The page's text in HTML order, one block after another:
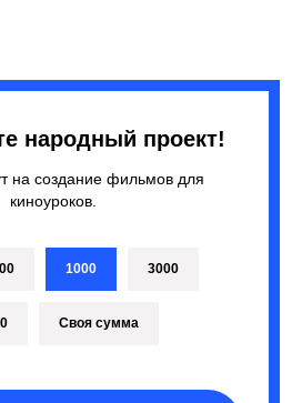
народный проект!
на создание фильмов для
киноуроков.
1000 3000
Своя сумма